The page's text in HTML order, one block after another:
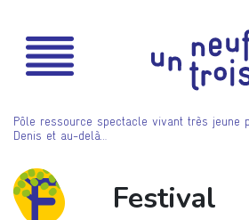
Pôle ressource spectacle vivant très jeune
Denis et au-delà…
Festival